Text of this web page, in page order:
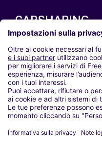
CARSHARING
LE NOSTRE CITTÀ
Paris
Madrid
Washington DC
Milano
Roma
Torino
Vienna
Berlino
Düsseldorf